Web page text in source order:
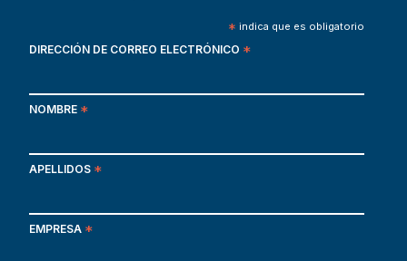
* indica que es obligatorio
DIRECCIÓN DE CORREO ELECTRÓNICO *
NOMBRE *
APELLIDOS *
EMPRESA *